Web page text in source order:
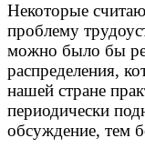
Некоторые
проблему
можно было бы
распределения,
нашей стране
периодически
обсуждение, тем